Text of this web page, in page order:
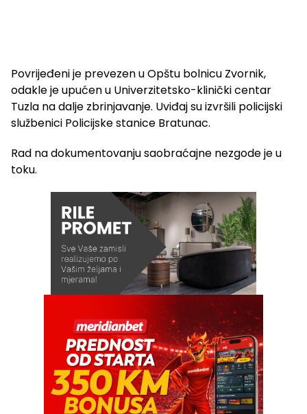
Povrijeđeni je prevezen u Opštu bolnicu Zvornik,
odakle je upućen u Univerzitetsko-klinički centar
Tuzla na dalje zbrinjavanje. Uviđaj su izvršili policijski
službenici Policijske stanice Bratunac.
Rad na dokumentovanju saobraćajne nezgode je u
toku.